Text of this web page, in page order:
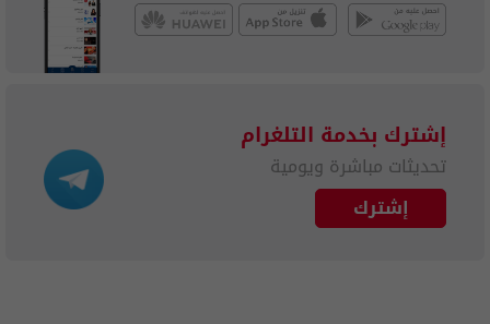
إشترك بخدمة التلغرام
تحديثات مباشرة ويومية
إشترك